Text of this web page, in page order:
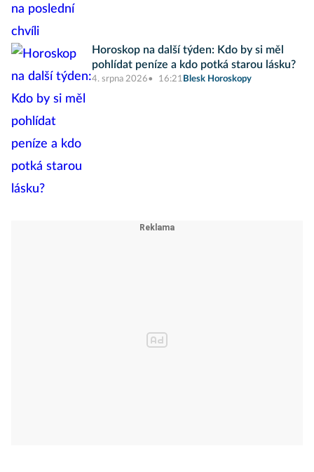
Horoskop na další týden: Kdo by si měl
pohlídat peníze a kdo potká starou lásku?
4. srpna 2026 16:21 Blesk Horoskopy